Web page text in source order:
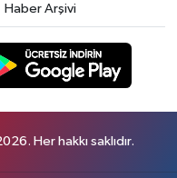
Haber Arşivi
Her hakkı saklıdır.